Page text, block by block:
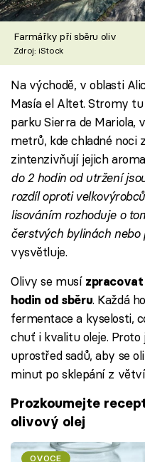
Farmářky při sběru oliv
Zdroj: iStock
Na východě, v oblasti
Masía el Altet. Stromy
parku Sierra de Mariola,
metrů, kde chladné noci
zintenzivňují jejich
do 2 hodin od utržení
rozdíl oproti
lisováním rozhoduje o
čerstvých bylinách nebo
vysvětluje.
Olivy se musí zpracovat
hodin od sběru. Každá
fermentace a kyselosti,
chuť i kvalitu oleje.
uprostřed sadů, aby se
minut po sklepání z
Prozkoumejte
olivový olej
OVOCE